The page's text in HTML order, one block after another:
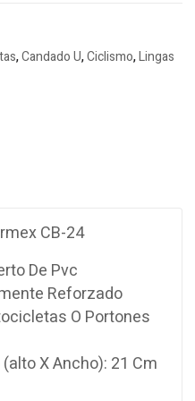
,Candado U,Ciclismo,Lingas
CB-24
De Pvc
Reforzado
O Portones
X Ancho): 21 Cm